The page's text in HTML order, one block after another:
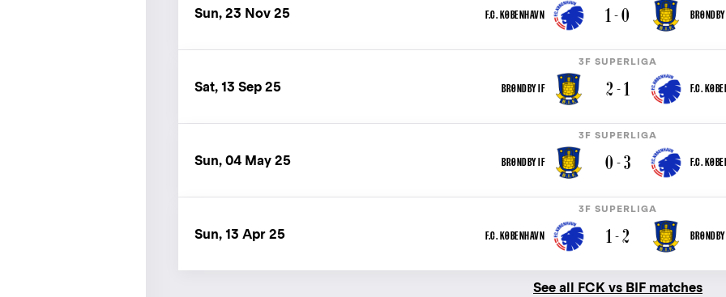
Sun, 23 Nov 25 F.C. KØBENHAVN 1 - 0
3F SUPERLIGA
Sat, 13 Sep 25 BRØNDBY IF 2 - 1 F.C.
3F SUPERLIGA
Sun, 04 May 25 BRØNDBY IF 0 - 3 F.C.
3F SUPERLIGA
Sun, 13 Apr 25 F.C. KØBENHAVN 1 - 2
See all FCK vs BIF matches